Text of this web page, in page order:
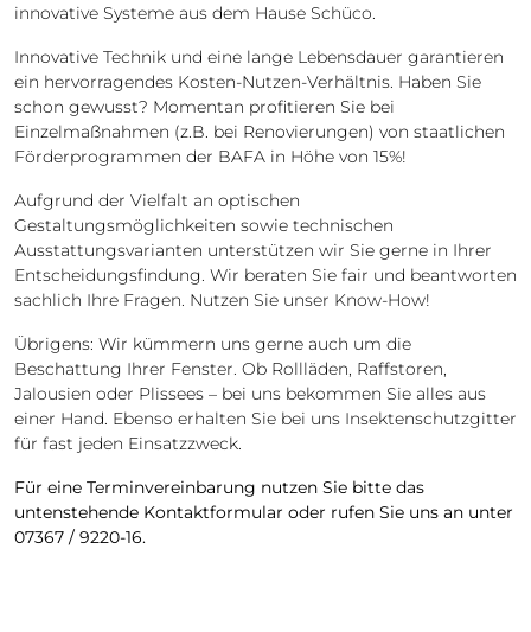
innovative Systeme aus dem Hause Schüco.
Innovative Technik und eine lange Lebensdauer garantieren
ein hervorragendes Kosten-Nutzen-Verhältnis. Haben Sie
schon gewusst? Momentan profitieren Sie bei
Einzelmaßnahmen (z.B. bei Renovierungen) von staatlichen
Förderprogrammen der BAFA in Höhe von 15%!
Aufgrund der Vielfalt an optischen
Gestaltungsmöglichkeiten sowie technischen
Ausstattungsvarianten unterstützen wir Sie gerne in Ihrer
Entscheidungsfindung. Wir beraten Sie fair und beantworten
sachlich Ihre Fragen. Nutzen Sie unser Know-How!
Übrigens: Wir kümmern uns gerne auch um die
Beschattung Ihrer Fenster. Ob Rollläden, Raffstoren,
Jalousien oder Plissees – bei uns bekommen Sie alles aus
einer Hand. Ebenso erhalten Sie bei uns Insektenschutzgitter
für fast jeden Einsatzzweck.
Für eine Terminvereinbarung nutzen Sie bitte das
untenstehende Kontaktformular oder rufen Sie uns an unter
07367 / 9220-16.